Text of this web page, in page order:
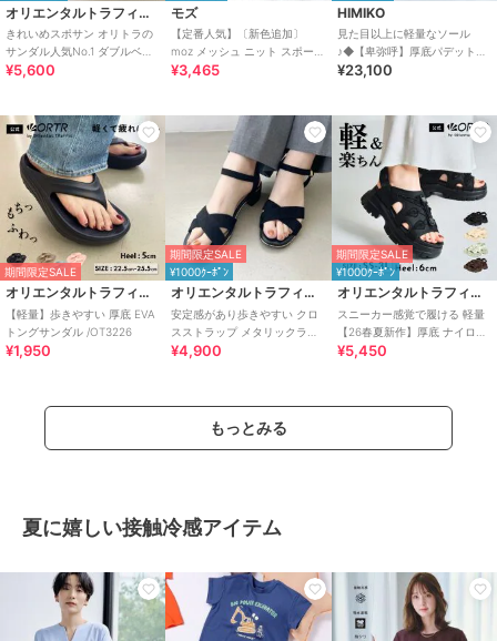
オリエンタルトラフィック
きれいめスポサン オリトラの
サンダル人気No.1 ダブルベル
ト スポーツサンダル /42207
¥5,600
モズ
【定番人気】〔新色追加〕
moz メッシュ ニット スポーツ
サンダル
¥3,465
HIMIKO
見た目以上に軽量なソール
♪◆【卑弥呼】厚底パデットサ
ンダル/661201
¥23,100
期間限定SALE
オリエンタルトラフィック
【軽量】歩きやすい 厚底 EVA
トングサンダル /OT3226
¥1,950
期間限定SALE
¥1000ｸｰﾎﾟﾝ
オリエンタルトラフィック
安定感があり歩きやすい クロ
スストラップ メタリックライ
ン サンダル /55201
¥4,900
期間限定SALE
¥1000ｸｰﾎﾟﾝ
オリエンタルトラフィック
スニーカー感覚で履ける 軽量
【26春夏新作】厚底 ナイロン
スポーツサンダル /OT3232
¥5,450
もっとみる
夏に嬉しい接触冷感アイテム